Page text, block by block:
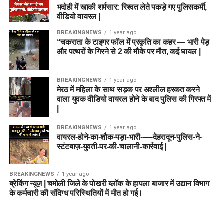
भदोही में खाकी शर्मसार: रिश्वत लेते पकड़े गए पुलिसकर्मी,
वीडियो वायरल |
BREAKINGNEWS 1 year ago
“चकराता के टाइगर फॉल में प्रकृति का कहर — भारी पेड़
और पत्थरों के गिरने से 2 की मौके पर मौत, कई घायल |
BREAKINGNEWS 1 year ago
मेरठ में महिला के साथ सड़क पर अश्लील हरकत करने
वाला युवक वीडियो वायरल होने के बाद पुलिस की गिरफ्त में
BREAKINGNEWS 1 year ago
वायरल-होने-का-शौक-पड़ा-भारी-—-देहरादून-पुलिस-ने-
स्टंटबाज़-युवती-पर-की-चालानी-कार्रवाई |
BREAKINGNEWS 1 year ago
ब्रेकिंग न्यूज़ | चमोली जिले के पोखरी ब्लॉक के हापला बाजार में उद्यान विभाग
के कर्मचारी की संदिग्ध परिस्थितियों में मौत हो गई।